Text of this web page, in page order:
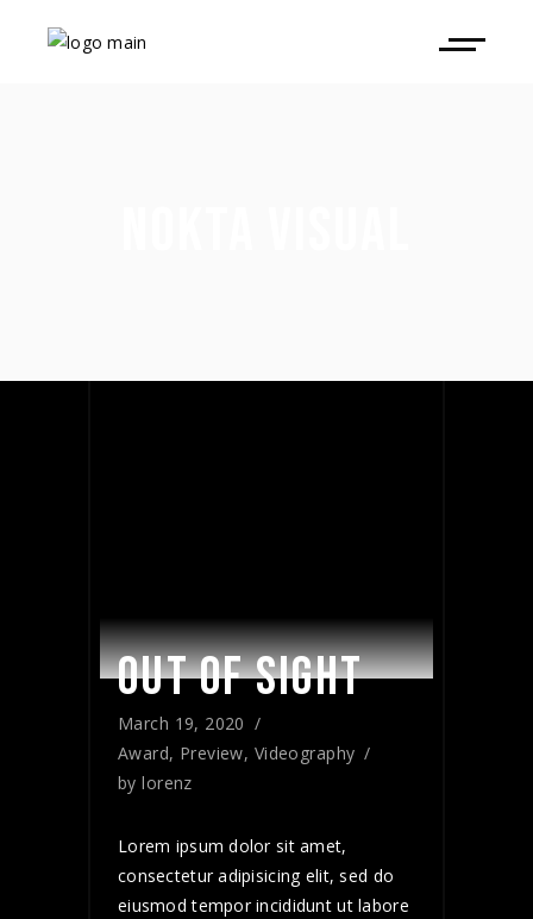
OUT OF SIGHT
March 19, 2020
Award, Preview, Videography
by lorenz
Lorem ipsum dolor sit amet,
consectetur adipisicing elit, sed do
eiusmod tempor incididunt ut labore